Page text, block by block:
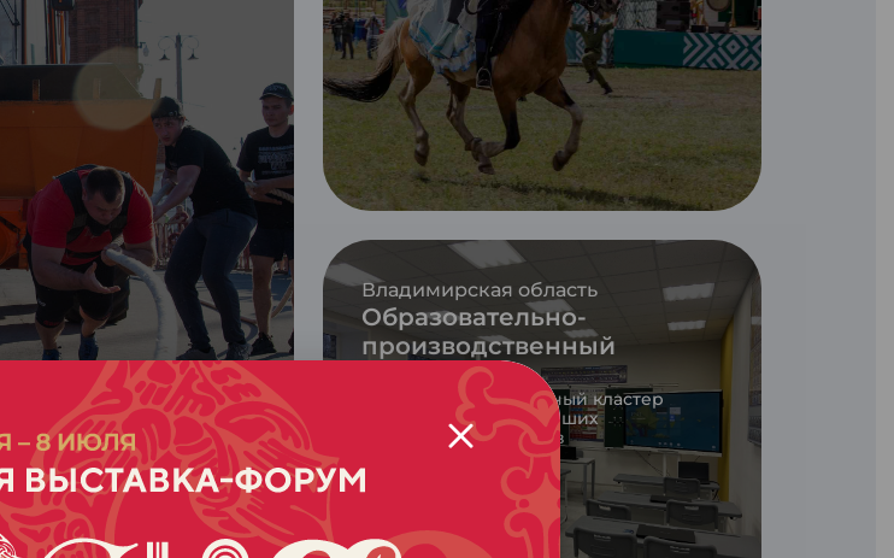
Владимирская область
Доброград
Место для комфортной
жизни
Владимирская область
Образовательно-
производственный
кластер
Новый образовательный кластер
объединил в себе лучших
химиков и технологов